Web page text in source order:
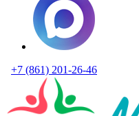
+7 (861) 201-26-46